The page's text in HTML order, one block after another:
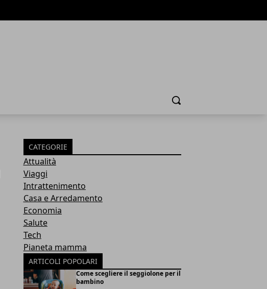
Cerca
CATEGORIE
Attualità
Viaggi
Intrattenimento
Casa e Arredamento
Economia
Salute
Tech
Pianeta mamma
ARTICOLI POPOLARI
Come scegliere il seggiolone per il
bambino